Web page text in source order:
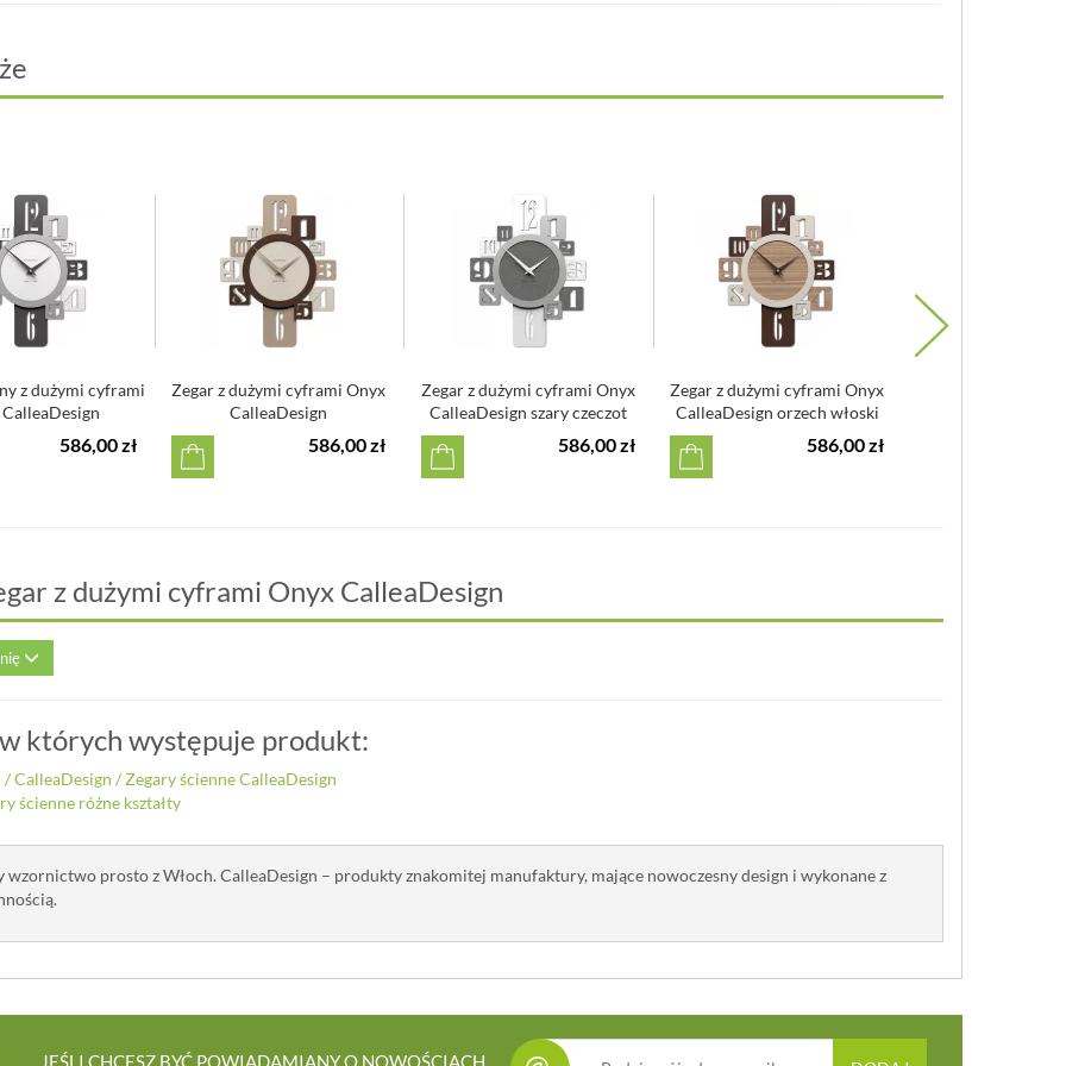
z dużymi cyframi
586,00 zł
Zegar z dużymi cyframi Onyx
CalleaDesign
586,00 zł
Zegar z dużymi cyframi Onyx
CalleaDesign szary czeczot
586,00 zł
Zegar z dużymi cyframi Onyx
CalleaDesign orzech włoski
586,00 zł
z dużymi cyframi Onyx CalleaDesign
których występuje produkt:
/CalleaDesign / Zegary ścienne CalleaDesign
ścienne różne kształty
wzornictwo prosto z Włoch. CalleaDesign – produkty znakomitej manufaktury, mające nowoczesny design i wykonane z
JEŚLI CHCESZ BYĆ POWIADAMIANY O NOWOŚCIACH